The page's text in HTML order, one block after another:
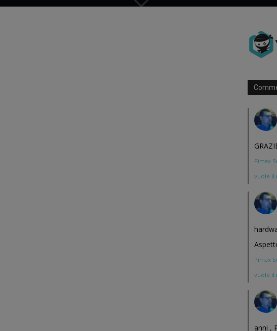
Pimax
vuole il
Pimax
vuole il
anni ,